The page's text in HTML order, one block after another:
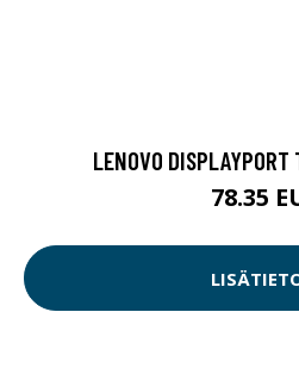
LENOVO DISPLAYPORT
78.35